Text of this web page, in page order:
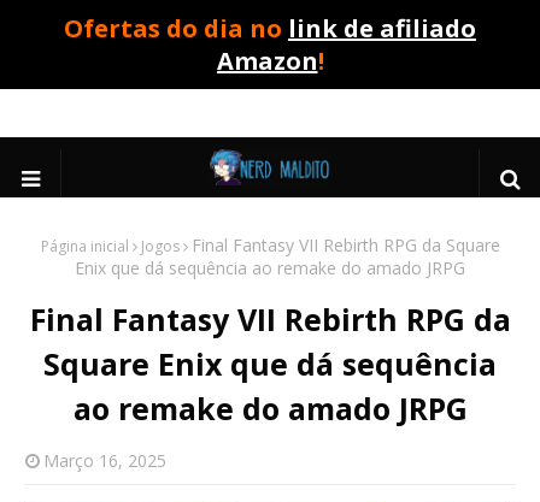
Ofertas do dia no link de afiliado
Amazon!
Página inicial Jogos
Final Fantasy VII Rebirth RPG da Square
Enix que dá sequência ao remake do amado JRPG
Final Fantasy VII Rebirth RPG da
Square Enix que dá sequência
ao remake do amado JRPG
Março 16, 2025